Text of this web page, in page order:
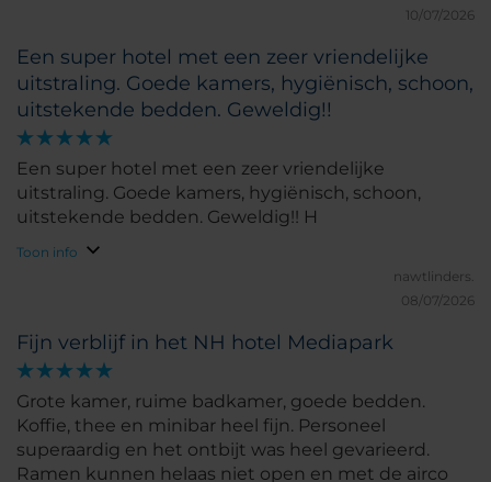
10/07/2026
Een super hotel met een zeer vriendelijke
uitstraling. Goede kamers, hygiënisch, schoon,
uitstekende bedden. Geweldig!!
Een super hotel met een zeer vriendelijke
uitstraling. Goede kamers, hygiënisch, schoon,
uitstekende bedden. Geweldig!! H
Toon info
nawtlinders.
08/07/2026
Fijn verblijf in het NH hotel Mediapark
Grote kamer, ruime badkamer, goede bedden.
Koffie, thee en minibar heel fijn. Personeel
superaardig en het ontbijt was heel gevarieerd.
Ramen kunnen helaas niet open en met de airco